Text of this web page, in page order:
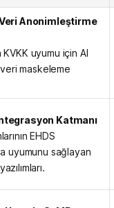
Veri Anonimleştirme
uyumu için AI
veri maskeleme
Katmanı
EHDS
uyumunu sağlayan